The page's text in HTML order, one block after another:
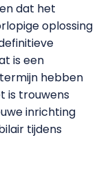
dat het
oplossing
is een
hebben
is trouwens
inrichting
tijdens